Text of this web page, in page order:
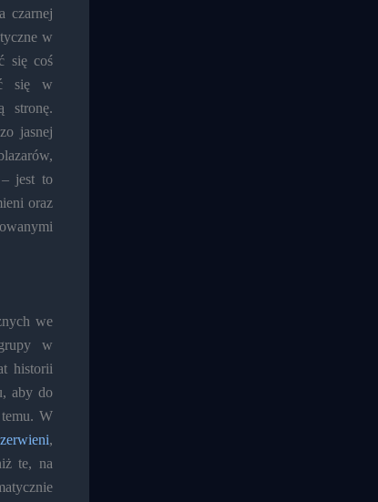
czarnej
w
się coś
się w
stronę.
jasnej
jest to
oraz
we
w
historii
aby do
W
,
te, na